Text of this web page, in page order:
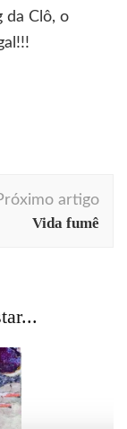
da Clô, o
artigo
Vida fumê